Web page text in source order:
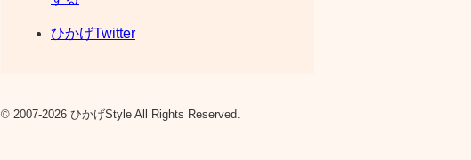
ひかげTwitter
© 2007-2026 ひかげStyle All Rights Reserved.